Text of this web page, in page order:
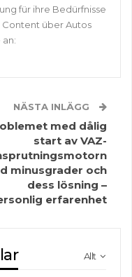
für ihre Bedürfnisse
über Autos
NÄSTA INLÄGG
med dålig
start av VAZ-
minusgrader och
dess lösning –
erfarenhet
Allt